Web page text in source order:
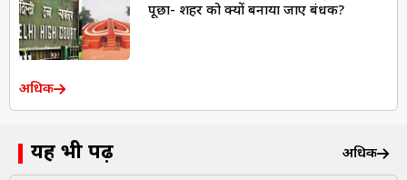
पूछा- शहर को क्यों बनाया जाए बंधक?
अधिक
यह भी पढ़ें अधिक